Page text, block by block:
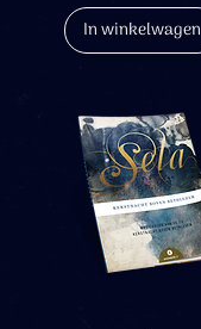
In winkelwagen